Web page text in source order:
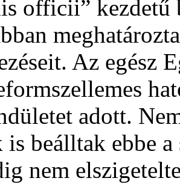
officii” kezdetű
Az egész
adott.
beálltak ebbe
nem